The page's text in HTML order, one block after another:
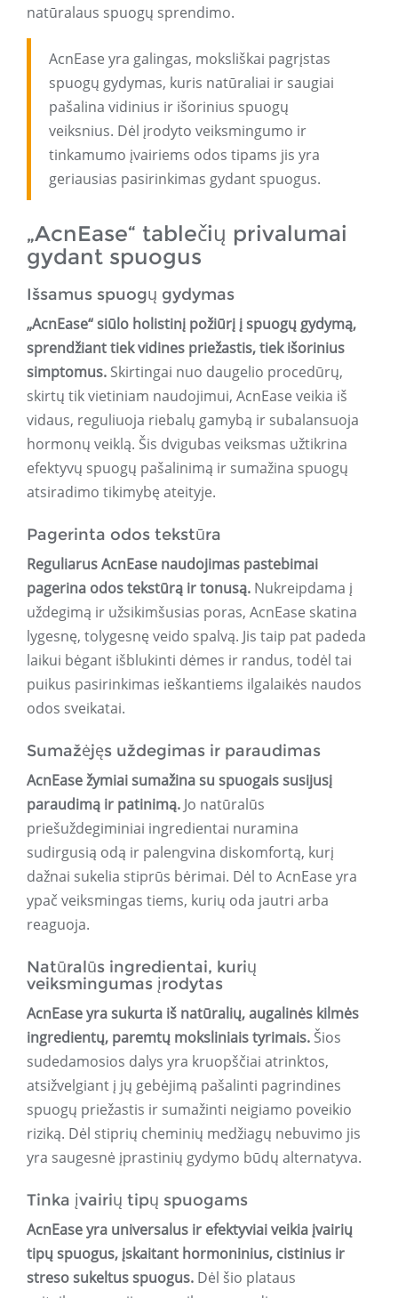
natūralaus spuogų sprendimo.
AcnEase yra galingas, moksliškai pagrįstas
spuogų gydymas, kuris natūraliai ir saugiai
pašalina vidinius ir išorinius spuogų
veiksnius. Dėl įrodyto veiksmingumo ir
tinkamumo įvairiems odos tipams jis yra
geriausias pasirinkimas gydant spuogus.
„AcnEase“ tablečių privalumai
gydant spuogus
Išsamus spuogų gydymas
„AcnEase“ siūlo holistinį požiūrį į spuogų gydymą,
sprendžiant tiek vidines priežastis, tiek išorinius
simptomus. Skirtingai nuo daugelio procedūrų,
skirtų tik vietiniam naudojimui, AcnEase veikia iš
vidaus, reguliuoja riebalų gamybą ir subalansuoja
hormonų veiklą. Šis dvigubas veiksmas užtikrina
efektyvų spuogų pašalinimą ir sumažina spuogų
atsiradimo tikimybę ateityje.
Pagerinta odos tekstūra
Reguliarus AcnEase naudojimas pastebimai
pagerina odos tekstūrą ir tonusą. Nukreipdama į
uždegimą ir užsikimšusias poras, AcnEase skatina
lygesnę, tolygesnę veido spalvą. Jis taip pat padeda
laikui bėgant išblukinti dėmes ir randus, todėl tai
puikus pasirinkimas ieškantiems ilgalaikės naudos
odos sveikatai.
Sumažėjęs uždegimas ir paraudimas
AcnEase žymiai sumažina su spuogais susijusį
paraudimą ir patinimą. Jo natūralūs
priešuždegiminiai ingredientai nuramina
sudirgusią odą ir palengvina diskomfortą, kurį
dažnai sukelia stiprūs bėrimai. Dėl to AcnEase yra
ypač veiksmingas tiems, kurių oda jautri arba
reaguoja.
Natūralūs ingredientai, kurių
veiksmingumas įrodytas
AcnEase yra sukurta iš natūralių, augalinės kilmės
ingredientų, paremtų moksliniais tyrimais. Šios
sudedamosios dalys yra kruopščiai atrinktos,
atsižvelgiant į jų gebėjimą pašalinti pagrindines
spuogų priežastis ir sumažinti neigiamo poveikio
riziką. Dėl stiprių cheminių medžiagų nebuvimo jis
yra saugesnė įprastinių gydymo būdų alternatyva.
Tinka įvairių tipų spuogams
AcnEase yra universalus ir efektyviai veikia įvairių
tipų spuogus, įskaitant hormoninius, cistinius ir
streso sukeltus spuogus. Dėl šio plataus